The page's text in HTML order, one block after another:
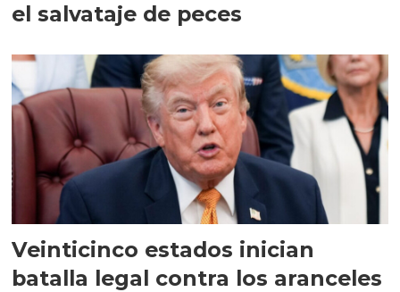
el salvataje de peces
Veinticinco estados inician
batalla legal contra los aranceles